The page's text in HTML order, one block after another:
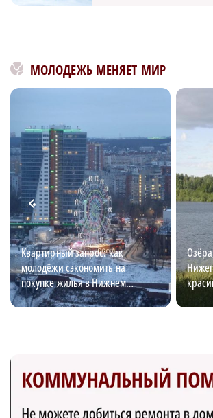
МОЛОДЕЖЬ МЕНЯЕТ МИР
Квартирный запрос: как
молодёжи сэкономить на
покупке жилья в Нижнем
Новгороде